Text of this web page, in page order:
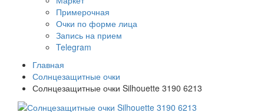
Примерочная
Очки по форме лица
Запись на прием
Telegram
Главная
Солнцезащитные очки
Солнцезащитные очки Silhouette 3190 6213